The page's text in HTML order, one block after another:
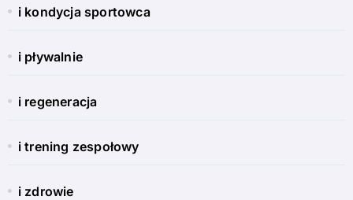
i kondycja sportowca
i pływalnie
i regeneracja
i trening zespołowy
i zdrowie